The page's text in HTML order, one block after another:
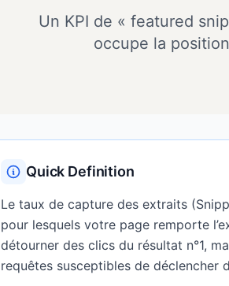
Un KPI de « featured
occupe la
Quick Definition
Le taux de capture des extraits
pour lesquels votre page remporte
détourner des clics du résultat n°1,
requêtes susceptibles de déclencher